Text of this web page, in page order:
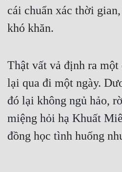
cái chuẩn xác thời
khó khăn.
Thật vất vả định ra
lại qua đi một ngày.
đó lại không ngủ hảo,
miệng hỏi hạ Khuất
đồng học tình huống